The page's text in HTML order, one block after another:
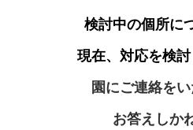
検討中の個所に
現在、対応を検
園にご連絡を
お答えしか